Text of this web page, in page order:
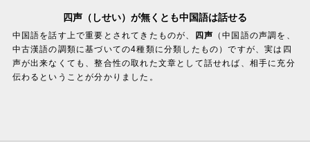
四声（しせい）が無くとも中国語は話せる
中国語を話す上で重要とされてきたものが、 四声 （中国語の声調を、
中古漢語の調類に基づいての4種類に分類したもの）ですが、実は四
声が出来なくても、整合性の取れた文章として話せれば、相手に充分
伝わるということが分かりました。